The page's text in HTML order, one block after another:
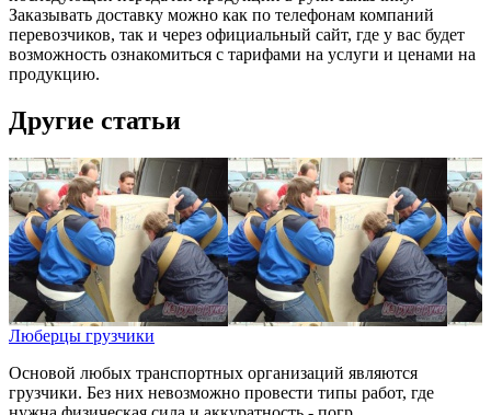
Заказывать доставку можно как по телефонам компаний
перевозчиков, так и через официальный сайт, где у вас будет
возможность ознакомиться с тарифами на услуги и ценами на
продукцию.
Другие статьи
Люберцы грузчики
Основой любых транспортных организаций являются
грузчики. Без них невозможно провести типы работ, где